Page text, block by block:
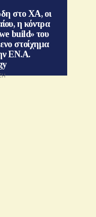
στο ΧΑ, οι
η κόντρα
build» του
στοίχημα
ΕΝ.Α.